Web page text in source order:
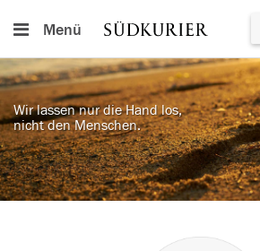
Menü
Wir lassen nur die Hand los,
nicht den Menschen.